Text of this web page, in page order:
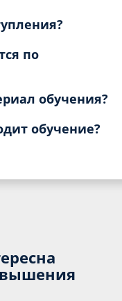
по
обучения?
обучение?